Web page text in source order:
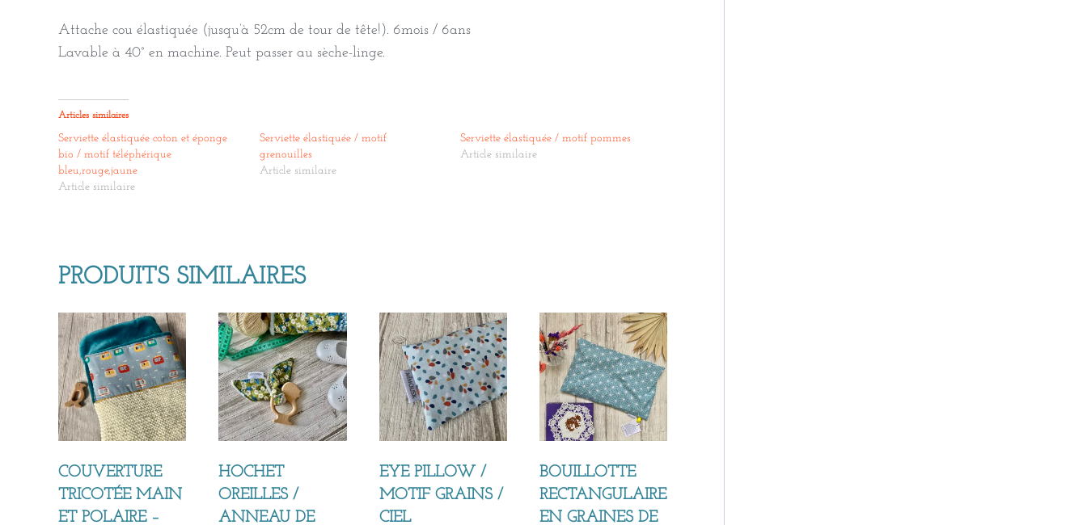
Attache cou élastiquée (jusqu’à 52cm de tour de tête!). 6mois / 6ans
Lavable à 40° en machine. Peut passer au sèche-linge.
Articles similaires
Serviette élastiquée coton et éponge
bio / motif téléphérique
bleu,rouge,jaune
Article similaire
Serviette élastiquée / motif
grenouilles
Article similaire
Serviette élastiquée / motif pommes
Article similaire
PRODUITS SIMILAIRES
COUVERTURE
TRICOTÉE MAIN
ET POLAIRE –
HOCHET
OREILLES /
ANNEAU DE
EYE PILLOW /
MOTIF GRAINS /
CIEL
BOUILLOTTE
RECTANGULAIRE
EN GRAINES DE